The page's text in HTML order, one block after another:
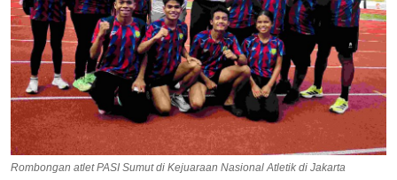
HIBURAN
Rombongan atlet PASI Sumut di Kejuaraan Nasional Atletik di Jakarta